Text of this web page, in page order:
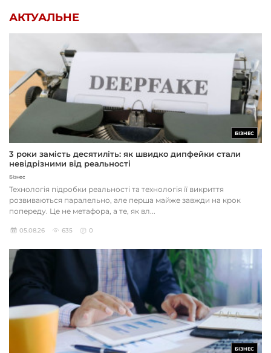
АКТУАЛЬНЕ
БІЗНЕС
3 роки замість десятиліть: як швидко дипфейки стали
невідрізними від реальності
Бізнес
Технологія підробки реальності та технологія її викриття
розвиваються паралельно, але перша майже завжди на крок
попереду. Це не метафора, а те, як вл...
05.08.26 635 0
БІЗНЕС